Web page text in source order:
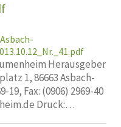
Herausgeber
1, 86663 Asbach-
19, Fax: (0906) 2969-40
Druck:…